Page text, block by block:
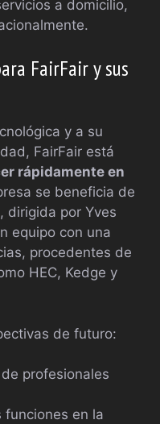
a domicilio,
FairFair y sus
y a su
FairFair está
rápidamente en
se beneficia de
dirigida por Yves
equipo con una
procedentes de
HEC, Kedge y
de futuro:
profesionales
funciones en la